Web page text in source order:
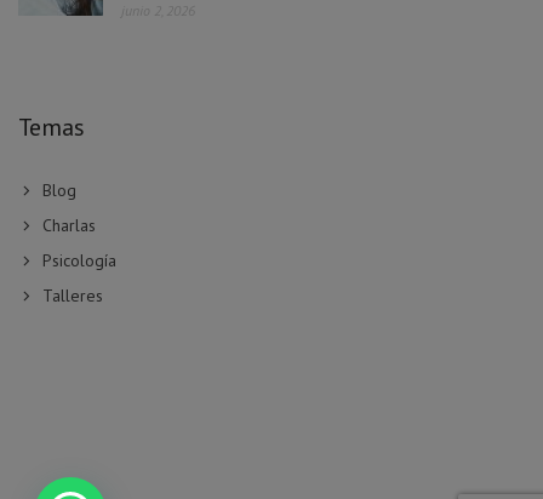
junio 2, 2026
Temas
Blog
Charlas
Psicología
Talleres